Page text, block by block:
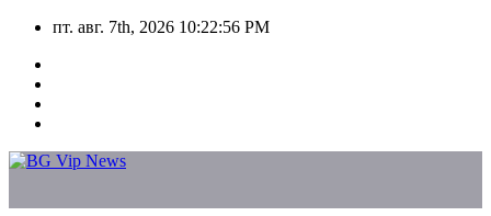
Skip
content
пт. авг. 7th, 2026 10:22:56 PM